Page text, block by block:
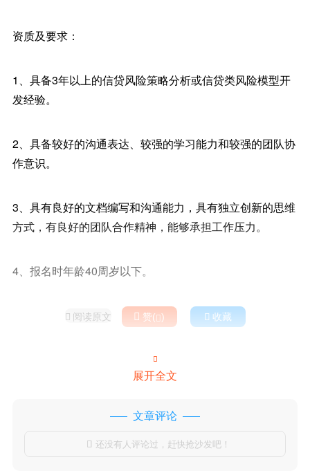
资质及要求：
1、具备3年以上的信贷风险策略分析或信贷类风险模型开
发经验。
2、具备较好的沟通表达、较强的学习能力和较强的团队协
作意识。
3、具有良好的文档编写和沟通能力，具有独立创新的思维
方式，有良好的团队合作精神，能够承担工作压力。
4、报名时年龄40周岁以下。
 阅读原文  赞()  收藏

展开全文
文章评论
 还没有人评论过，赶快抢沙发吧！